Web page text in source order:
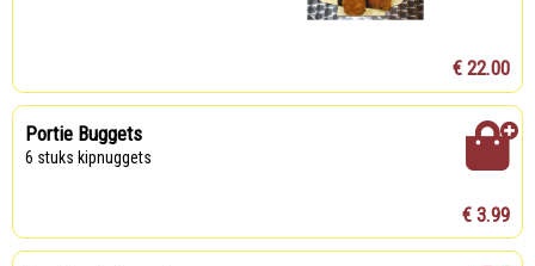
€ 22.00
Portie Buggets
6 stuks kipnuggets
€ 3.99